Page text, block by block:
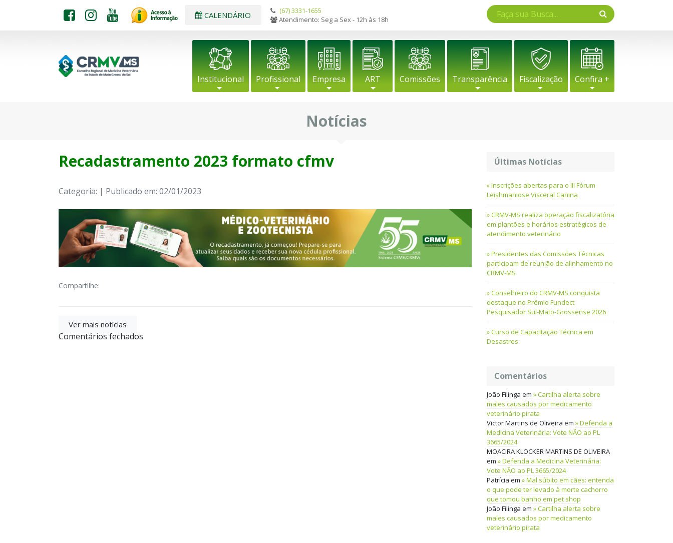
CALENDÁRIO
(67) 3331-1655
Atendimento: Seg a Sex - 12h às 18h
Institucional Profissional Empresa ART Comissões Transparência Fiscalização Confira +
Notícias
Recadastramento 2023 formato cfmv
Categoria: | Publicado em: 02/01/2023
Compartilhe:
Ver mais notícias
Comentários fechados
Últimas Notícias
Inscrições abertas para o III Fórum
Leishmaniose Visceral Canina
CRMV-MS realiza operação fiscalizatória
em plantões e horários estratégicos de
atendimento veterinário
Presidentes das Comissões Técnicas
participam de reunião de alinhamento no
CRMV-MS
Conselheiro do CRMV-MS conquista
destaque no Prêmio Fundect
Pesquisador Sul-Mato-Grossense 2026
Curso de Capacitação Técnica em
Desastres
Comentários
João Filinga em
Cartilha alerta sobre
males causados por medicamento
veterinário pirata
Victor Martins de Oliveira em
Defenda a
Medicina Veterinária: Vote NÃO ao PL
3665/2024
MOACIRA KLOCKER MARTINS DE OLIVEIRA
em
Defenda a Medicina Veterinária:
Vote NÃO ao PL 3665/2024
Patrícia em
Mal súbito em cães: entenda
o que pode ter levado à morte cachorro
que tomou banho em pet shop
João Filinga em
Cartilha alerta sobre
males causados por medicamento
veterinário pirata